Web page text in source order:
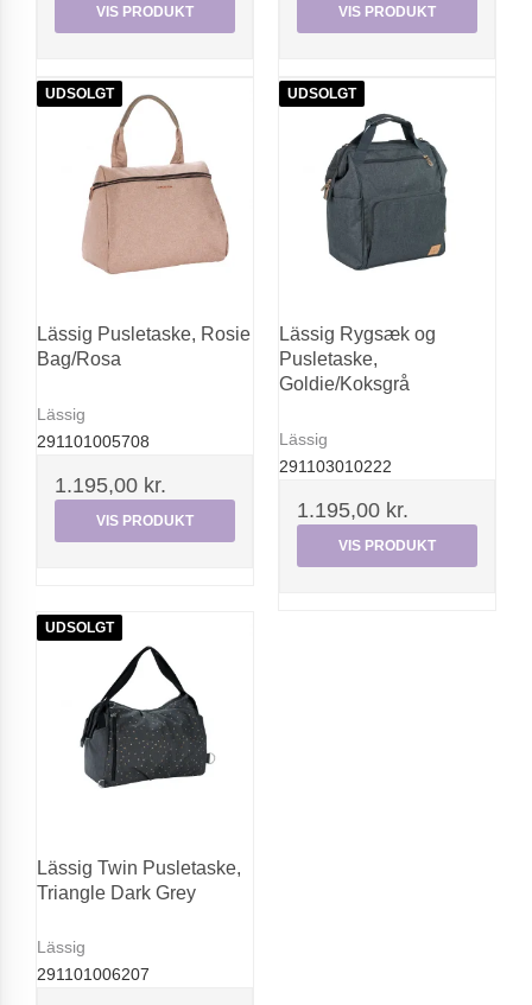
VIS PRODUKT VIS PRODUKT
UDSOLGT
Lässig Pusletaske, Rosie
Bag/Rosa
Lässig
291101005708
1.195,00 kr.
VIS PRODUKT
UDSOLGT
Lässig Rygsæk og
Pusletaske,
Goldie/Koksgrå
Lässig
291103010222
1.195,00 kr.
VIS PRODUKT
UDSOLGT
Lässig Twin Pusletaske,
Triangle Dark Grey
Lässig
291101006207